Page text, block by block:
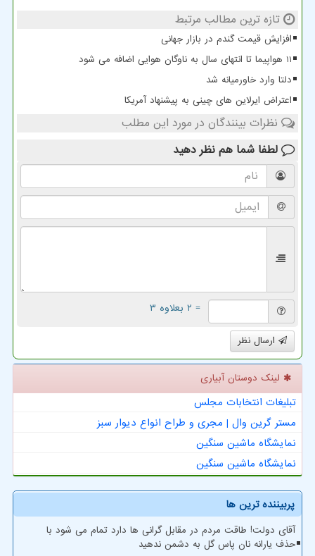
تازه ترین مطالب مرتبط
افزایش قیمت گندم در بازار جهانی
11 هواپیما تا انتهای سال به ناوگان هوایی اضافه می شود
دلتا وارد خاورمیانه شد
اعتراض ایرلاین های چینی به پیشنهاد آمریکا
نظرات بینندگان در مورد این مطلب
لطفا شما هم نظر دهید
= ۲ بعلاوه ۳
ارسال نظر
لینک دوستان آبیاری
تبلیغات انتخابات مجلس
مستر گرین وال | مجری و طراح انواع دیوار سبز
نمایشگاه ماشین سنگین
نمایشگاه ماشین سنگین
پربیننده ترین ها
آقای دولت! طاقت مردم در مقابل گرانی ها دارد تمام می شود با
حذف یارانه نان پاس گل به دشمن ندهید